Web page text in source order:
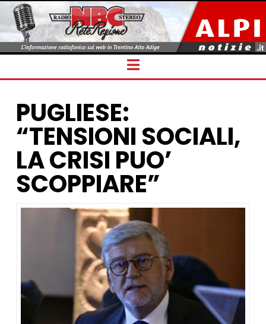
Navigation
PUGLIESE:
“TENSIONI SOCIALI,
LA CRISI PUO’
SCOPPIARE”